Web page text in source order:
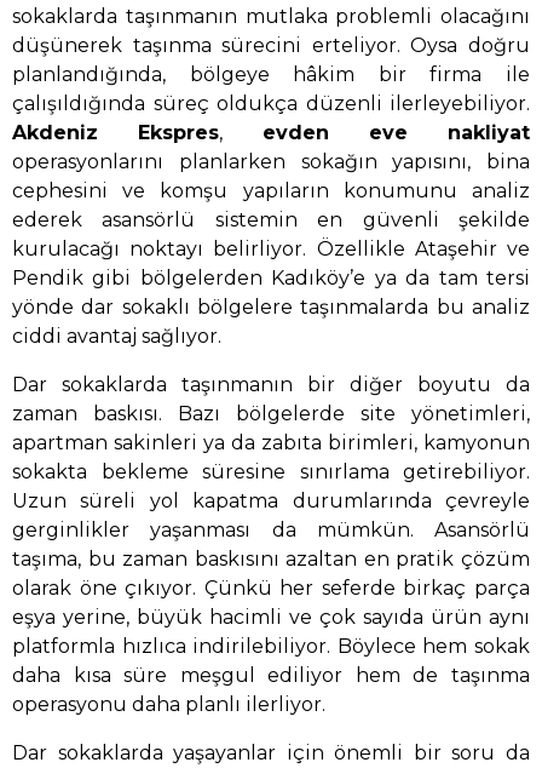
sokaklarda taşınmanın mutlaka problemli olacağını
düşünerek taşınma sürecini erteliyor. Oysa doğru
planlandığında, bölgeye hâkim bir firma ile
çalışıldığında süreç oldukça düzenli ilerleyebiliyor.
Akdeniz Ekspres, evden eve nakliyat
operasyonlarını planlarken sokağın yapısını, bina
cephesini ve komşu yapıların konumunu analiz
ederek asansörlü sistemin en güvenli şekilde
kurulacağı noktayı belirliyor. Özellikle Ataşehir ve
Pendik gibi bölgelerden Kadıköy’e ya da tam tersi
yönde dar sokaklı bölgelere taşınmalarda bu analiz
ciddi avantaj sağlıyor.
Dar sokaklarda taşınmanın bir diğer boyutu da
zaman baskısı. Bazı bölgelerde site yönetimleri,
apartman sakinleri ya da zabıta birimleri, kamyonun
sokakta bekleme süresine sınırlama getirebiliyor.
Uzun süreli yol kapatma durumlarında çevreyle
gerginlikler yaşanması da mümkün. Asansörlü
taşıma, bu zaman baskısını azaltan en pratik çözüm
olarak öne çıkıyor. Çünkü her seferde birkaç parça
eşya yerine, büyük hacimli ve çok sayıda ürün aynı
platformla hızlıca indirilebiliyor. Böylece hem sokak
daha kısa süre meşgul ediliyor hem de taşınma
operasyonu daha planlı ilerliyor.
Dar sokaklarda yaşayanlar için önemli bir soru da